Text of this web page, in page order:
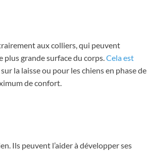
aux colliers, qui peuvent
plus grande surface du corps.Cela est
la laisse ou pour les chiens en phase de
de confort.
Ils peuvent l’aider à développer ses